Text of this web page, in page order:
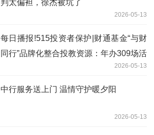
判太偏袒，徐杰被坑了
2026-05-13
每日播报!515投资者保护|财通基金“与财
同行”品牌化整合投教资源：年办309场活
2026-05-13
中行服务送上门 温情守护暖夕阳
2026-05-13